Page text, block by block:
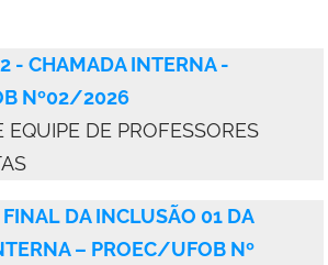
- CHAMADA INTERNA -
Nº02/2026
EQUIPE DE PROFESSORES
DA INCLUSÃO 01 DA
– PROEC/UFOB Nº